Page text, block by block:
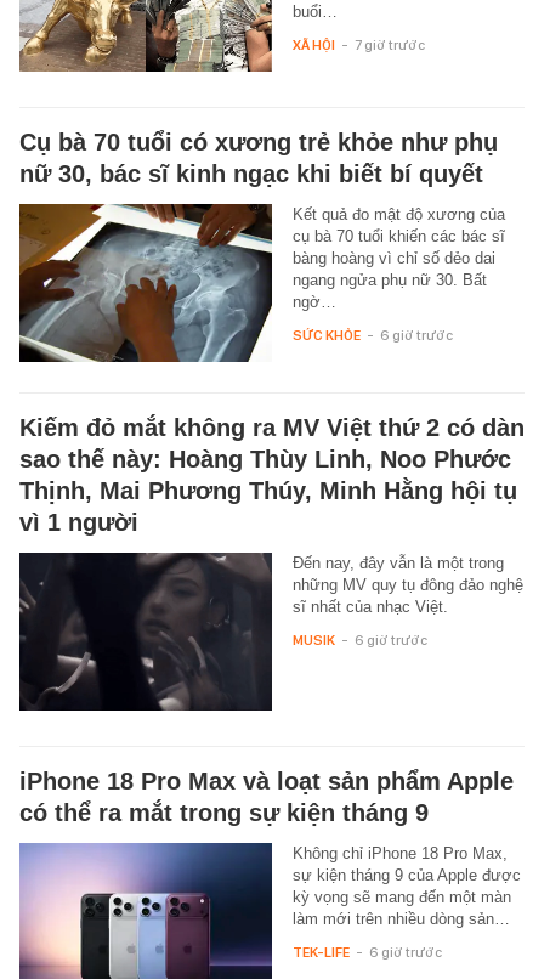
buổi…
XÃ HỘI - 7 giờ trước
Cụ bà 70 tuổi có xương trẻ khỏe như phụ
nữ 30, bác sĩ kinh ngạc khi biết bí quyết
Kết quả đo mật độ xương của
cụ bà 70 tuổi khiến các bác sĩ
bàng hoàng vì chỉ số dẻo dai
ngang ngửa phụ nữ 30. Bất
ngờ…
SỨC KHỎE - 6 giờ trước
Kiếm đỏ mắt không ra MV Việt thứ 2 có dàn
sao thế này: Hoàng Thùy Linh, Noo Phước
Thịnh, Mai Phương Thúy, Minh Hằng hội tụ
vì 1 người
Đến nay, đây vẫn là một trong
những MV quy tụ đông đảo nghệ
sĩ nhất của nhạc Việt.
MUSIK - 6 giờ trước
iPhone 18 Pro Max và loạt sản phẩm Apple
có thể ra mắt trong sự kiện tháng 9
Không chỉ iPhone 18 Pro Max,
sự kiện tháng 9 của Apple được
kỳ vọng sẽ mang đến một màn
làm mới trên nhiều dòng sản…
TEK-LIFE - 6 giờ trước